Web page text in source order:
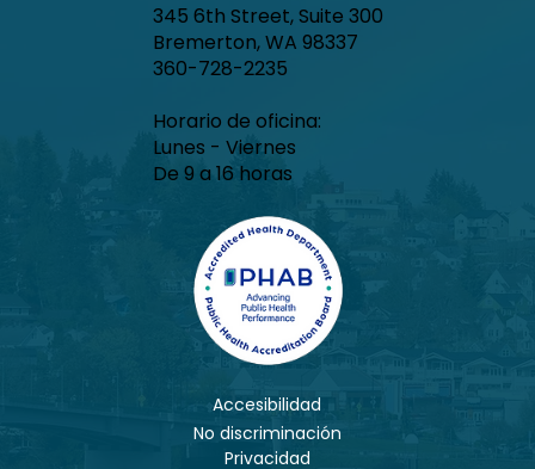
345 6th Street, Suite 300
Bremerton, WA 98337
360-728-2235
Horario de oficina:
Lunes - Viernes
De 9 a 16 horas
Accesibilidad
No discriminación
Privacidad